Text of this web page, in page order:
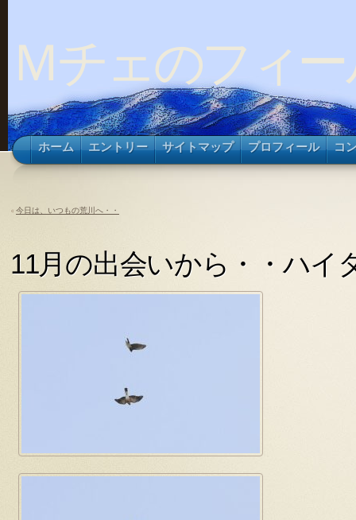
Ｍチェのフィ
ホーム エントリー サイトマップ プロフィール コ
« 今日は、いつもの荒川へ・・
11月の出会いから・・ハイ